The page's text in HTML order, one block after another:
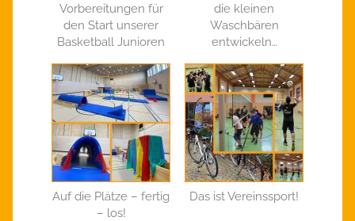
Vorbereitungen für
den Start unserer
Basketball Junioren
die kleinen
Waschbären
entwickeln…
Auf die Plätze – fertig
– los!
Das ist Vereinssport!